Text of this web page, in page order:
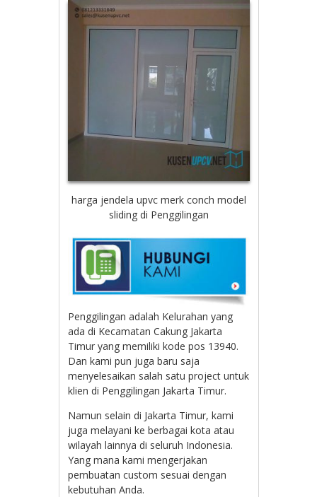
harga jendela upvc merk conch model
sliding di Penggilingan
Penggilingan adalah Kelurahan yang
ada di Kecamatan Cakung Jakarta
Timur yang memiliki kode pos 13940.
Dan kami pun juga baru saja
menyelesaikan salah satu project untuk
klien di Penggilingan Jakarta Timur.
Namun selain di Jakarta Timur, kami
juga melayani ke berbagai kota atau
wilayah lainnya di seluruh Indonesia.
Yang mana kami mengerjakan
pembuatan custom sesuai dengan
kebutuhan Anda.